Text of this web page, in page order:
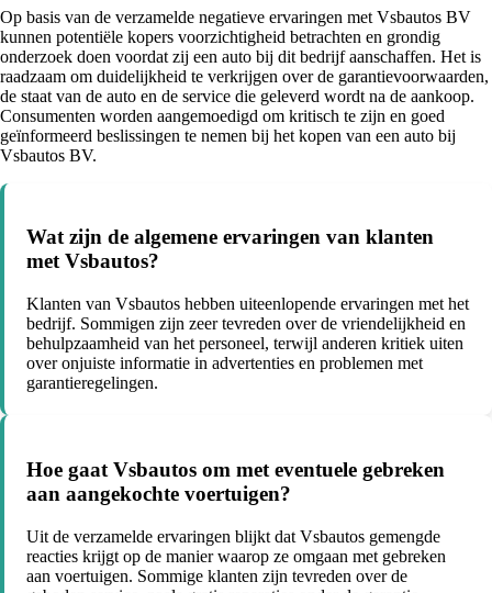
Op basis van de verzamelde negatieve ervaringen met Vsbautos BV
kunnen potentiële kopers voorzichtigheid betrachten en grondig
onderzoek doen voordat zij een auto bij dit bedrijf aanschaffen. Het is
raadzaam om duidelijkheid te verkrijgen over de garantievoorwaarden,
de staat van de auto en de service die geleverd wordt na de aankoop.
Consumenten worden aangemoedigd om kritisch te zijn en goed
geïnformeerd beslissingen te nemen bij het kopen van een auto bij
Vsbautos BV.
Wat zijn de algemene ervaringen van klanten
met Vsbautos?
Klanten van Vsbautos hebben uiteenlopende ervaringen met het
bedrijf. Sommigen zijn zeer tevreden over de vriendelijkheid en
behulpzaamheid van het personeel, terwijl anderen kritiek uiten
over onjuiste informatie in advertenties en problemen met
garantieregelingen.
Hoe gaat Vsbautos om met eventuele gebreken
aan aangekochte voertuigen?
Uit de verzamelde ervaringen blijkt dat Vsbautos gemengde
reacties krijgt op de manier waarop ze omgaan met gebreken
aan voertuigen. Sommige klanten zijn tevreden over de